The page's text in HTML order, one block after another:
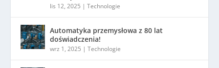
lis 12, 2025 |Technologie
Automatyka przemysłowa z 80 lat
doświadczenia!
wrz 1, 2025 |Technologie